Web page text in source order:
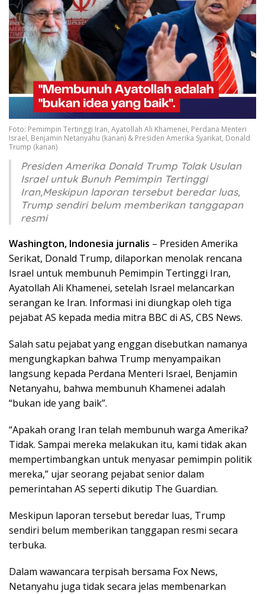
Foto: Pemimpin Tertinggi Iran, Ayatollah Ali Khamenei, Perdana Menteri
Israel, Benjamin Netanyahu (kanan) & Presiden Amerika Syarikat, Donald
Trump (kanan)
Presiden Amerika Donald Trump Tolak Usulan
Israel untuk Bunuh Pemimpin Tertinggi
Iran,Meskipun laporan tersebut beredar luas,
Trump sendiri belum memberikan tanggapan
resmi
Washington, Indonesia jurnalis – Presiden Amerika
Serikat, Donald Trump, dilaporkan menolak rencana
Israel untuk membunuh Pemimpin Tertinggi Iran,
Ayatollah Ali Khamenei, setelah Israel melancarkan
serangan ke Iran. Informasi ini diungkap oleh tiga
pejabat AS kepada media mitra BBC di AS, CBS News.
Salah satu pejabat yang enggan disebutkan namanya
mengungkapkan bahwa Trump menyampaikan
langsung kepada Perdana Menteri Israel, Benjamin
Netanyahu, bahwa membunuh Khamenei adalah
“bukan ide yang baik”.
“Apakah orang Iran telah membunuh warga Amerika?
Tidak. Sampai mereka melakukan itu, kami tidak akan
mempertimbangkan untuk menyasar pemimpin politik
mereka,” ujar seorang pejabat senior dalam
pemerintahan AS seperti dikutip The Guardian.
Meskipun laporan tersebut beredar luas, Trump
sendiri belum memberikan tanggapan resmi secara
terbuka.
Dalam wawancara terpisah bersama Fox News,
Netanyahu juga tidak secara jelas membenarkan